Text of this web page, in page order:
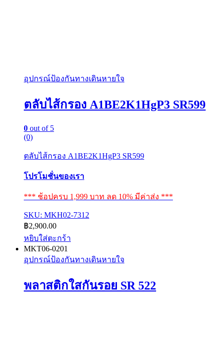
อุปกรณ์ป้องกันทางเดินหายใจ
ตลับไส้กรอง A1BE2K1HgP3 SR599
0 out of 5
(0)
ตลับไส้กรอง A1BE2K1HgP3 SR599
โปรโมชั่นของเรา
*** ช้อปครบ 1,999 บาท ลด 10% มีค่าส่ง ***
SKU: MKH02-7312
฿2,900.00
หยิบใส่ตะกร้า
MKT06-0201
อุปกรณ์ป้องกันทางเดินหายใจ
พลาสติกใสกันรอย SR 522